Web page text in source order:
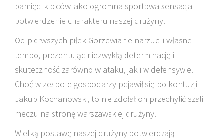
pamięci kibiców jako ogromna sportowa sensacja i
potwierdzenie charakteru naszej drużyny!
Od pierwszych piłek Gorzowianie narzucili własne
tempo, prezentując niezwykłą determinację i
skuteczność zarówno w ataku, jak i w defensywie.
Choć w zespole gospodarzy pojawił się po kontuzji
Jakub Kochanowski, to nie zdołał on przechylić szali
meczu na stronę warszawskiej drużyny.
Wielką postawę naszej drużyny potwierdzają